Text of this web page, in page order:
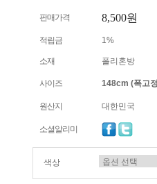
판매가격 8,500원
적립금 1%
소재 폴리혼방
사이즈 148cm (폭고
원산지 대한민국
소셜알리미
색상